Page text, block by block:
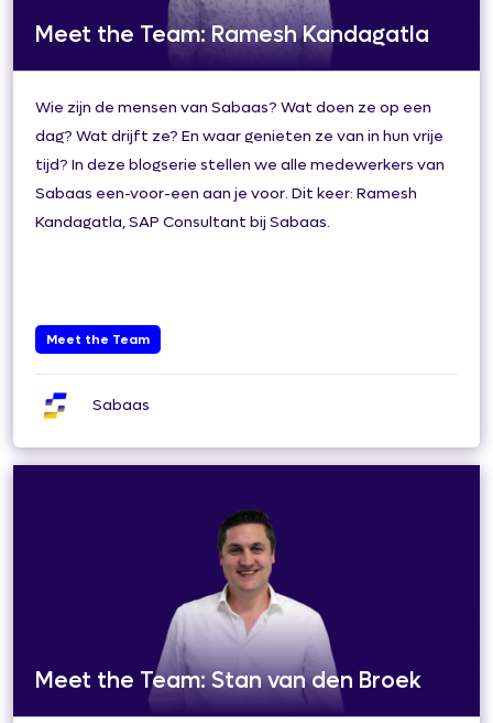
Meet the Team: Ramesh Kandagatla
Wie zijn de mensen van Sabaas? Wat doen ze op een
dag? Wat drijft ze? En waar genieten ze van in hun vrije
tijd? In deze blogserie stellen we alle medewerkers van
Sabaas een-voor-een aan je voor. Dit keer: Ramesh
Kandagatla, SAP Consultant bij Sabaas.
Meet the Team
Sabaas
Meet the Team: Stan van den Broek